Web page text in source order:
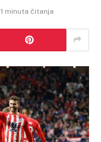
1 minuta čitanja